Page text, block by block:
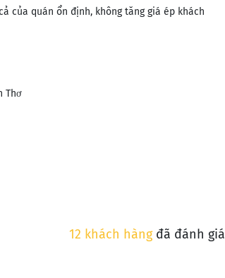
của quán ổn định, không tăng giá ép khách
Thơ
12 khách hàngđã đánh giá